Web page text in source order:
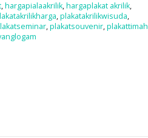
,hargapialaakrilik,hargaplakat akrilik,
,plakatakrilikwisuda,
,plakatsouvenir,plakattimah